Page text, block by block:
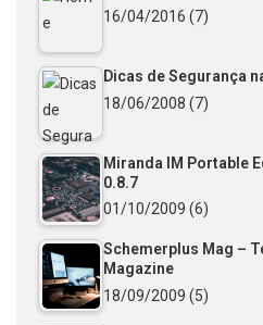
16/04/2016 (7)
Dicas de Segurança
18/06/2008 (7)
Miranda IM Portable
0.8.7
01/10/2009 (6)
Schemerplus Mag –
Magazine
18/09/2009 (5)